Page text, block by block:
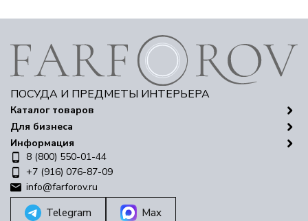
ПОСУДА И ПРЕДМЕТЫ ИНТЕРЬЕРА
Каталог товаров
Для бизнеса
Информация
8 (800) 550-01-44
+7 (916) 076-87-09
info@farforov.ru
Telegram Max